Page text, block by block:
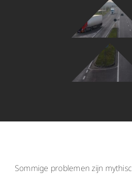
Sommige problemen zijn